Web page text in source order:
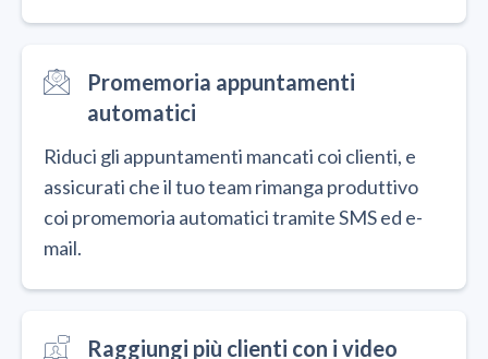
Promemoria appuntamenti
automatici
Riduci gli appuntamenti mancati coi clienti, e
assicurati che il tuo team rimanga produttivo
coi promemoria automatici tramite SMS ed e-
mail.
Raggiungi più clienti con i video